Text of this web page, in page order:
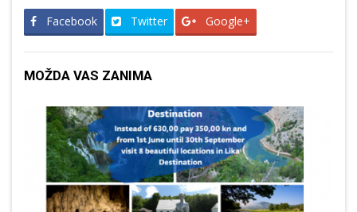
Facebook Twitter Google+
MOŽDA VAS ZANIMA